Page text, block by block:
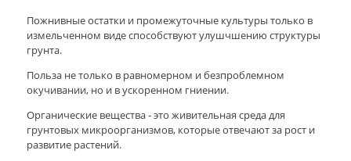
Пожнивные остатки и промежуточные культуры только в
измельченном виде способствуют улушчшению структуры
грунта.
Польза не только в равномерном и безпроблемном
окучивании, но и в ускоренном гниении.
Органические вещества - это живительная среда для
грунтовых микроорганизмов, которые отвечают за рост и
развитие растений.